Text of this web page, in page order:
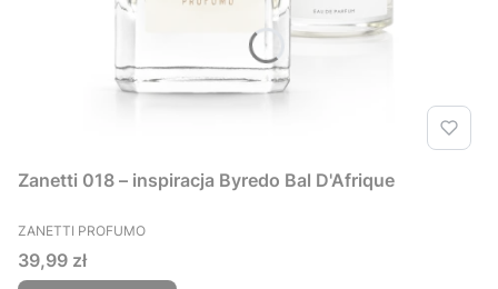
Zanetti 018 – inspiracja Byredo Bal D'Afrique
PRODUCENT
ZANETTI PROFUMO
Cena
39,99 zł